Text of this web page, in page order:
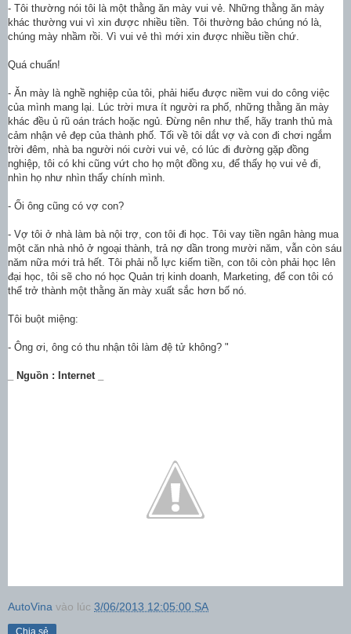
- Tôi thường nói tôi là một thằng ăn mày vui vẻ. Những thằng ăn mày
khác thường vui vì xin được nhiều tiền. Tôi thường bảo chúng nó là,
chúng mày nhầm rồi. Vì vui vẻ thì mới xin được nhiều tiền chứ.
Quá chuẩn!
- Ăn mày là nghề nghiệp của tôi, phải hiểu được niềm vui do công việc
của mình mang lại. Lúc trời mưa ít người ra phố, những thằng ăn mày
khác đều ủ rũ oán trách hoặc ngủ. Đừng nên như thế, hãy tranh thủ mà
cảm nhận vẻ đẹp của thành phố. Tối về tôi dắt vợ và con đi chơi ngắm
trời đêm, nhà ba người nói cười vui vẻ, có lúc đi đường gặp đồng
nghiệp, tôi có khi cũng vứt cho họ một đồng xu, để thấy họ vui vẻ đi,
nhìn họ như nhìn thấy chính mình.
- Ối ông cũng có vợ con?
- Vợ tôi ở nhà làm bà nội trợ, con tôi đi học. Tôi vay tiền ngân hàng mua
một căn nhà nhỏ ở ngoại thành, trả nợ dần trong mười năm, vẫn còn sáu
năm nữa mới trả hết. Tôi phải nỗ lực kiếm tiền, con tôi còn phải học lên
đại học, tôi sẽ cho nó học Quản trị kinh doanh, Marketing, để con tôi có
thể trở thành một thằng ăn mày xuất sắc hơn bố nó.
Tôi buột miệng:
- Ông ơi, ông có thu nhận tôi làm đệ tử không? "
_ Nguồn : Internet _
AutoVina vào lúc 3/06/2013 12:05:00 SA
Chia sẻ